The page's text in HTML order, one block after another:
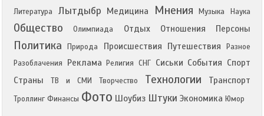
Литература Лытдыбр Медицина Мнения Музыка Наука
Общество Олимпиада Отдых Отношения Персоны
Политика Природа Происшествия Путешествия
Разное
Разоблачения
Реклама Религия СНГ Сиськи События Спорт
Страны
ТВ и СМИ Творчество Технологии Транспорт
Троллинг Финансы Фото Шоубиз Штуки Экономика Юмор